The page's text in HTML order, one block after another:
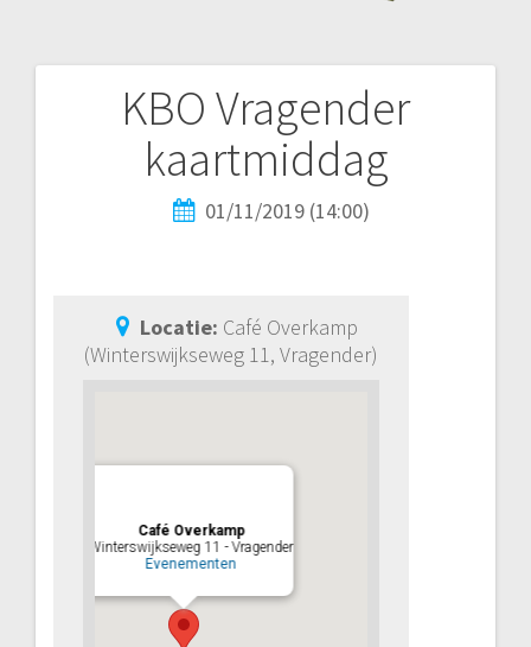
KBO Vragender
kaartmiddag
01/11/2019 (14:00)
Locatie: Café Overkamp
(Winterswijkseweg 11, Vragender)
Café Overkamp
Winterswijkseweg 11 - Vragender
Evenementen